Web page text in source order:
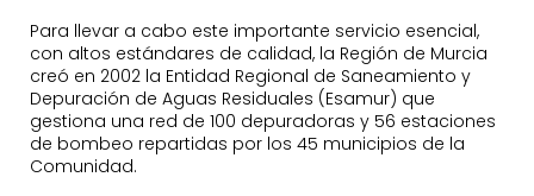
Para llevar a cabo este importante servicio esencial,
con altos estándares de calidad, la Región de Murcia
creó en 2002 la Entidad Regional de Saneamiento y
Depuración de Aguas Residuales (Esamur) que
gestiona una red de 100 depuradoras y 56 estaciones
de bombeo repartidas por los 45 municipios de la
Comunidad.